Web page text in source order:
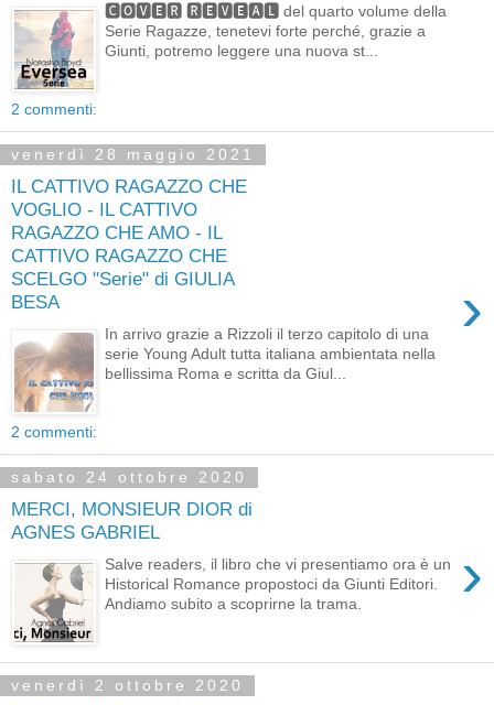
🅲🅾🆅🅴🆁 🆁🅴🆅🅴🅰🅻 del quarto volume della
Serie Ragazze, tenetevi forte perché, grazie a
Giunti, potremo leggere una nuova st...
2 commenti:
venerdì 28 maggio 2021
IL CATTIVO RAGAZZO CHE
VOGLIO - IL CATTIVO
RAGAZZO CHE AMO - IL
CATTIVO RAGAZZO CHE
SCELGO "Serie" di GIULIA
BESA
›
In arrivo grazie a Rizzoli il terzo capitolo di una
serie Young Adult tutta italiana ambientata nella
bellissima Roma e scritta da Giul...
2 commenti:
sabato 24 ottobre 2020
MERCI, MONSIEUR DIOR di
AGNES GABRIEL
›
Salve readers, il libro che vi presentiamo ora è un
Historical Romance propostoci da Giunti Editori.
Andiamo subito a scoprirne la trama.
venerdì 2 ottobre 2020